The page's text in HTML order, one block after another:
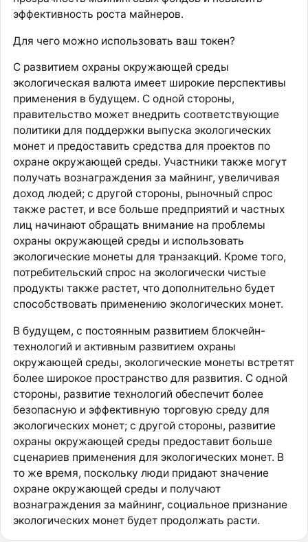
эффективность роста майнеров.
Для чего можно использовать ваш токен?
С развитием охраны окружающей среды
экологическая валюта имеет широкие перспективы
применения в будущем. С одной стороны,
правительство может внедрить соответствующие
политики для поддержки выпуска экологических
монет и предоставить средства для проектов по
охране окружающей среды. Участники также могут
получать вознаграждения за майнинг, увеличивая
доход людей; с другой стороны, рыночный спрос
также растет, и все больше предприятий и частных
лиц начинают обращать внимание на проблемы
охраны окружающей среды и использовать
экологические монеты для транзакций. Кроме того,
потребительский спрос на экологически чистые
продукты также растет, что дополнительно будет
способствовать применению экологических монет.
В будущем, с постоянным развитием блокчейн-
технологий и активным развитием охраны
окружающей среды, экологические монеты встретят
более широкое пространство для развития. С одной
стороны, развитие технологий обеспечит более
безопасную и эффективную торговую среду для
экологических монет; с другой стороны, развитие
охраны окружающей среды предоставит больше
сценариев применения для экологических монет. В
то же время, поскольку люди придают значение
охране окружающей среды и получают
вознаграждения за майнинг, социальное признание
экологических монет будет продолжать расти.